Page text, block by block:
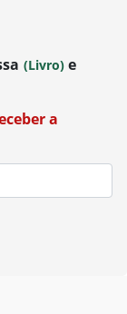
(Livro) e
a